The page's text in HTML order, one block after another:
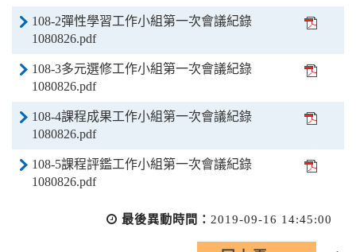
108-2彈性學習工作小組第一次會議紀錄
1080826.pdf
108-3多元選修工作小組第一次會議紀錄
1080826.pdf
108-4課程成果工作小組第一次會議紀錄
1080826.pdf
108-5課程評鑑工作小組第一次會議紀錄
1080826.pdf
最後異動時間： 2019-09-16 14:45:00